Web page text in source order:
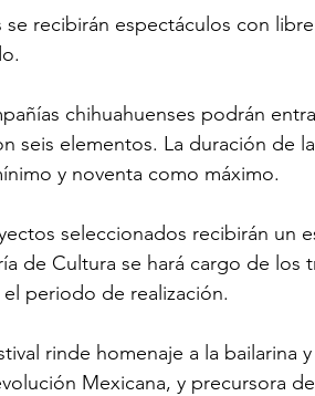
se recibirán espectáculos con
chihuahuenses podrán
seis elementos. La duración de
y noventa como máximo.
seleccionados recibirán un
de Cultura se hará cargo de
periodo de realización.
rinde homenaje a la
Mexicana, y precursora